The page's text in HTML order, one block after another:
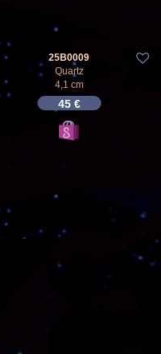
25B0009
Quartz
4,1 cm
45 €